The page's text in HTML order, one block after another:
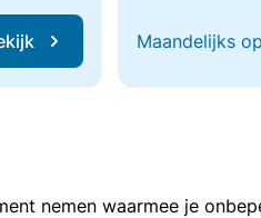
Maandelijks
nemen waarmee je